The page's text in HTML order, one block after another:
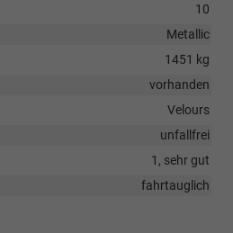
10
Metallic
1451 kg
vorhanden
Velours
unfallfrei
1, sehr gut
fahrtauglich